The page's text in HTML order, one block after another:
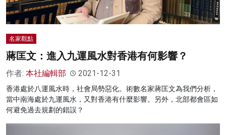
名家觀點
蔣匡文：進入九運風水對香港有何影響？
作者: 本社編輯部 2021-12-31
香港處於八運風水時，社會局勢惡化。術數名家蔣匡文為我們分析，
當中南海處於九運風水，又對香港有什麼影響。另外，北部都會區如
何避免過去規劃的錯誤？